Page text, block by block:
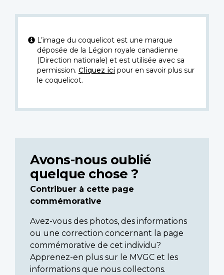
L’image du coquelicot est une marque
déposée de la Légion royale canadienne
(Direction nationale) et est utilisée avec sa
permission. Cliquez icipour en savoir plus sur
le coquelicot.
Avons-nous oublié
quelque chose ?
Contribuer à cette page
commémorative
Avez-vous des photos, des informations
ou une correction concernant la page
commémorative de cet individu?
Apprenez-en plus sur le MVGC et les
informations que nous collectons.